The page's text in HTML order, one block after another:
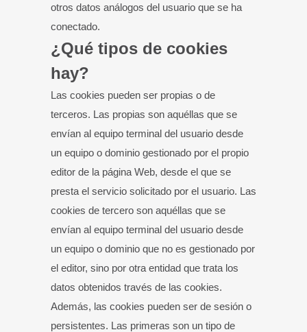
otros datos análogos del usuario que se ha
conectado.
¿Qué tipos de cookies
hay?
Las cookies pueden ser propias o de
terceros. Las propias son aquéllas que se
envían al equipo terminal del usuario desde
un equipo o dominio gestionado por el propio
editor de la página Web, desde el que se
presta el servicio solicitado por el usuario. Las
cookies de tercero son aquéllas que se
envían al equipo terminal del usuario desde
un equipo o dominio que no es gestionado por
el editor, sino por otra entidad que trata los
datos obtenidos través de las cookies.
Además, las cookies pueden ser de sesión o
persistentes. Las primeras son un tipo de